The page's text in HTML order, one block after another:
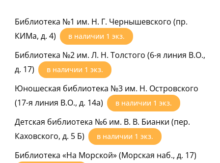
Библиотека №1 им. Н. Г. Чернышевского (пр.
КИМа, д. 4)
в наличии 1 экз.
Библиотека №2 им. Л. Н. Толстого (6-я линия В.О.,
д. 17)
в наличии 1 экз.
Юношеская библиотека №3 им. Н. Островского
(17-я линия В.О., д. 14а)
в наличии 1 экз.
Детская библиотека №6 им. В. В. Бианки (пер.
Каховского, д. 5 Б)
в наличии 1 экз.
Библиотека «На Морской» (Морская наб., д. 17)